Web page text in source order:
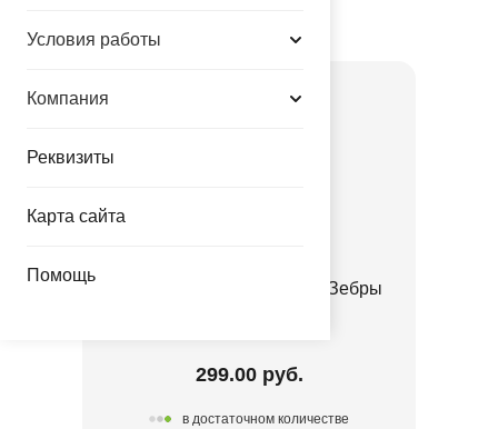
Условия работы
Компания
Реквизиты
Карта сайта
Помощь
Товар из коллекции
ПД 3D СФЕРА 20" Пятна Зебры
299.00 руб.
в достаточном количестве